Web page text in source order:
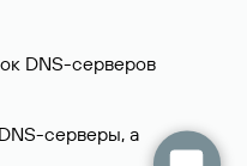
DNS-серверов
серверы, а